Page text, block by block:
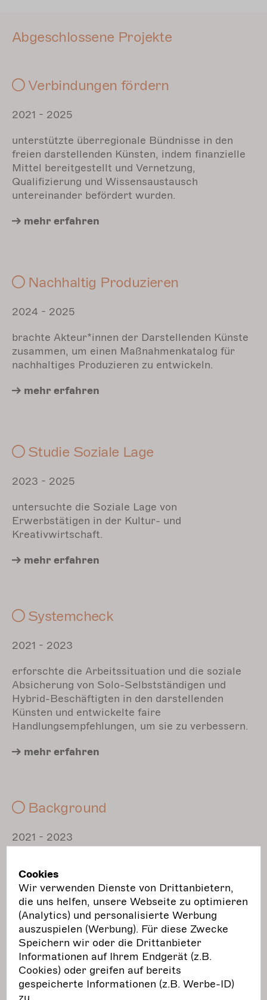
Abgeschlossene Projekte
Verbindungen fördern
2021 - 2025
unterstützte überregionale Bündnisse in den
freien darstellenden Künsten, indem finanzielle
Mittel bereitgestellt und Vernetzung,
Qualifizierung und Wissensaustausch
untereinander befördert wurden.
mehr erfahren
Nachhaltig Produzieren
​​​​​​2024 - 2025
brachte Akteur*innen der Darstellenden Künste
zusammen, um einen Maßnahmenkatalog für
nachhaltiges Produzieren zu entwickeln.
mehr erfahren
Studie Soziale Lage
​​​​​​2023 - 2025
untersuchte die Soziale Lage von
Erwerbstätigen in der Kultur- und
Kreativwirtschaft.
mehr erfahren
Systemcheck
2021 - 2023
erforschte die Arbeitssituation und die soziale
Absicherung von Solo-Selbstständigen und
Hybrid-Beschäftigten in den darstellenden
Künsten und entwickelte faire
Handlungsempfehlungen, um sie zu verbessern.
mehr erfahren
Background
​​​​​​2021 - 2023
den Rechtsgrundlagen, die für Akteur*innen der
Freien Darstellenden Künste von Bedeutung
sind.
mehrerfahren
Performing Arts - Performing
Cookies
Wir verwenden Dienste von Drittanbietern,
die uns helfen, unsere Webseite zu optimieren
(Analytics) und personalisierte Werbung
auszuspielen (Werbung). Für diese Zwecke
Speichern wir oder die Drittanbieter
Informationen auf Ihrem Endgerät (z.B.
Cookies) oder greifen auf bereits
gespeicherte Informationen (z.B. Werbe-ID)
zu.